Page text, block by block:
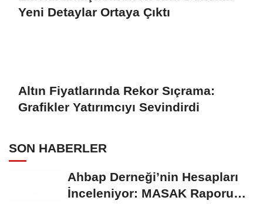
Yeni Detaylar Ortaya Çıktı
Altın Fiyatlarında Rekor Sıçrama:
Grafikler Yatırımcıyı Sevindirdi
SON HABERLER
Ahbap Derneği’nin Hesapları
İnceleniyor: MASAK Raporu